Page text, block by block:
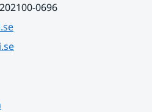
0696